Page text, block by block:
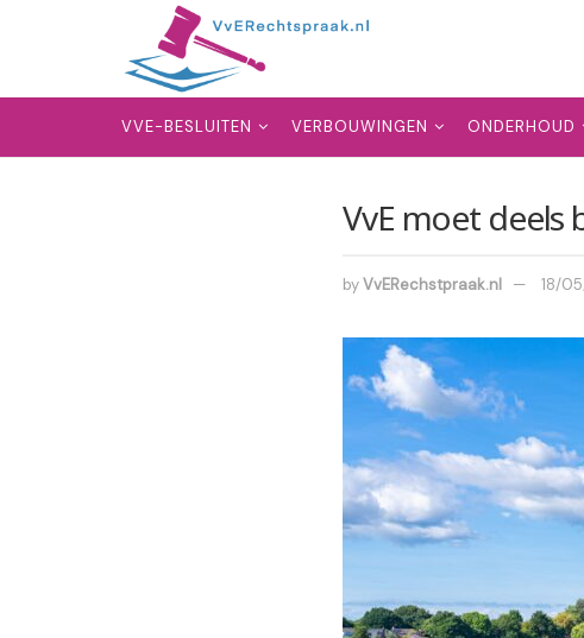
VVE-BESLUITEN VERBOUWINGEN ONDERHOUD
VvE moet
byVvERechstpraak.nl 18/